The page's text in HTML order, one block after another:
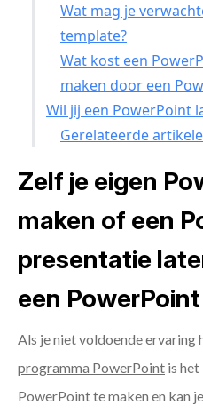
Wat mag je
template?
Wat kost een
maken door een
Wil jij een PowerPoint
Gerelateerde
Zelf je eigen
maken of een
presentatie
een
Als je niet voldoende ervaring
programma PowerPoint is
PowerPoint te maken en kan